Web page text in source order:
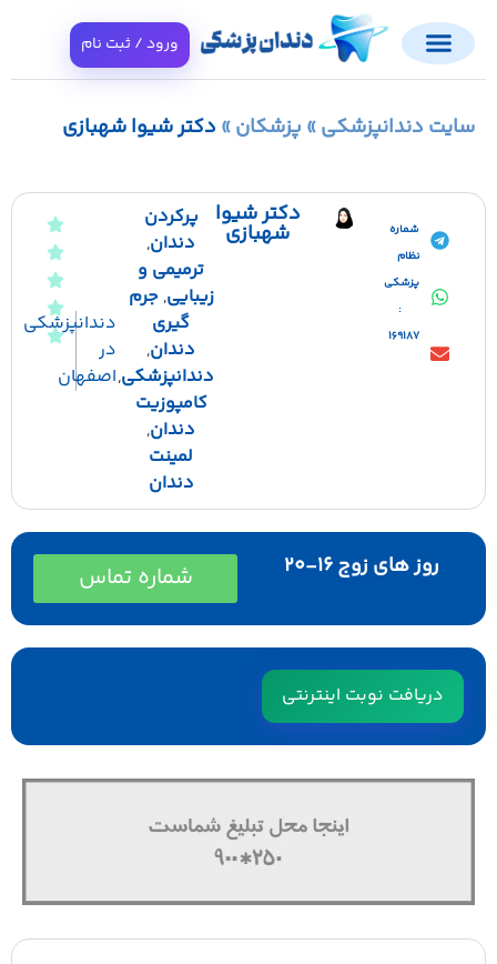
ورود / ثبت نام
دندانپزشکی»پزشکان»دکتر شیوا شهبازی
شماره
پزشکی
169187
دکتر شیوا
شهبازی
پرکردن
دندان,
ترمیمی و
زیبایی,جرم
گیری
دندان,
دندانپزشکی,
کامپوزیت
دندان,
لمینت
دندان
دندانپزشکی
اصفهان
روز های زوج ۱۶-۲۰ شماره تماس
دریافت نوبت اینترنتی